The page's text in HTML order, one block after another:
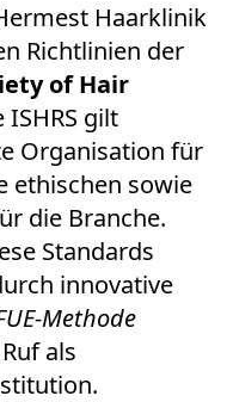
Haarklinik
Richtlinien der
of Hair
ISHRS gilt
Organisation für
ethischen sowie
die Branche.
Standards
innovative
Methode
als